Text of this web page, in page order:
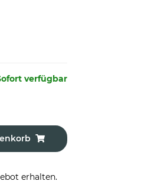
verfügbar
erhalten.